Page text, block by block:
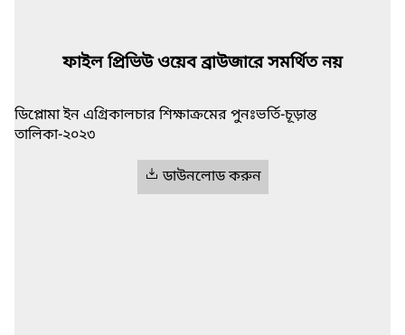
ফাইল প্রিভিউ ওয়েব ব্রাউজারে সমর্থিত নয়
ডিপ্লোমা ইন এগ্রিকালচার শিক্ষাক্রমের পুনঃভর্তি-চূড়ান্ত
তালিকা-২০২৩
ডাউনলোড করুন